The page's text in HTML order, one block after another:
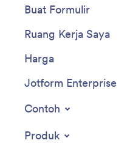
Buat Formulir
Ruang Kerja Saya
Harga
Jotform Enterprise
Contoh
Produk